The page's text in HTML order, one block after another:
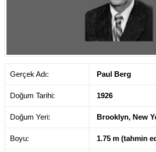
Gerçek Adı: Paul Berg
Doğum Tarihi: 1926
Doğum Yeri: Brooklyn, New
Boyu: 1.75 m (tahmin